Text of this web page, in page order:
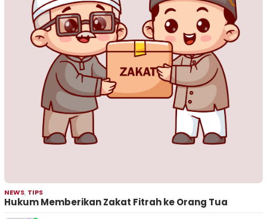
NEWS, TIPS
Hukum Memberikan Zakat Fitrah ke Orang Tua